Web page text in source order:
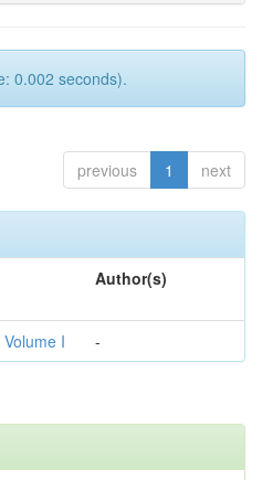
0.002 seconds).
previous 1 next
Author(s)
I -